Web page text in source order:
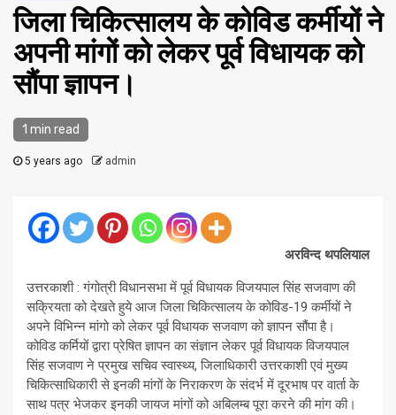
जिला चिकित्सालय के कोविड कर्मीयों ने
अपनी मांगों को लेकर पूर्व विधायक को
सौंपा ज्ञापन।
1 min read
5 years ago admin
अरविन्द थपलियाल
उत्तरकाशी : गंगोत्री विधानसभा में पूर्व विधायक विजयपाल सिंह सजवाण की
सक्रियता को देखते हुये आज जिला चिकित्सालय के कोविड-19 कर्मीयों ने
अपने विभिन्न मांगो को लेकर पूर्व विधायक सजवाण को ज्ञापन सौंपा है।
कोविड कर्मियों द्वारा प्रेषित ज्ञापन का संज्ञान लेकर पूर्व विधायक विजयपाल
सिंह सजवाण ने प्रमुख सचिव स्वास्थ्य, जिलाधिकारी उत्तरकाशी एवं मुख्य
चिकित्साधिकारी से इनकी मांगों के निराकरण के संदर्भ में दूरभाष पर वार्ता के
साथ पत्र भेजकर इनकी जायज मांगों को अबिलम्ब पूरा करने की मांग की।